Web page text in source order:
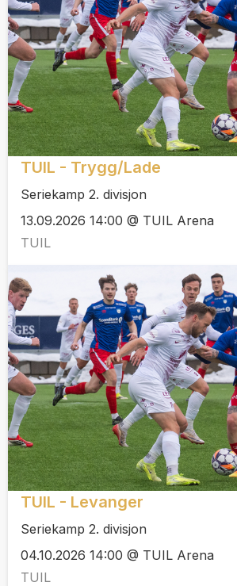
TUIL - Trygg/Lade
Seriekamp 2. divisjon
13.09.2026 14:00 @ TUIL Arena
TUIL
TUIL - Levanger
Seriekamp 2. divisjon
04.10.2026 14:00 @ TUIL Arena
TUIL